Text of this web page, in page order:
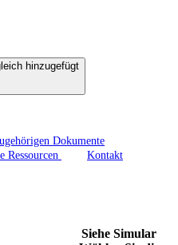
hinzugefügt
Dokumente
Ressourcen Kontakt
Siehe Simular